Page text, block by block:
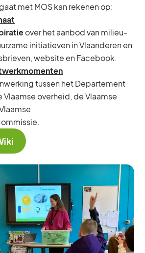
met MOS kan rekenen op:
over het aanbod van milieu-
initiatieven in Vlaanderen en
website en Facebook.
tussen het Departement
Vlaamse overheid, de Vlaamse